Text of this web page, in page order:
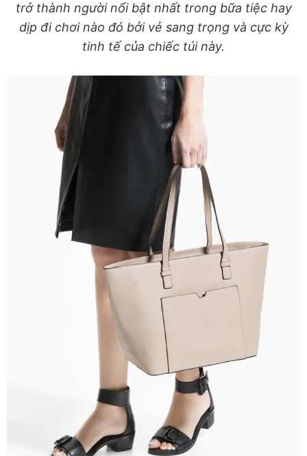
trở thành người nổi bật nhất trong bữa tiệc hay
dịp đi chơi nào đó bởi vẻ sang trọng và cực kỳ
tinh tế của chiếc túi này.